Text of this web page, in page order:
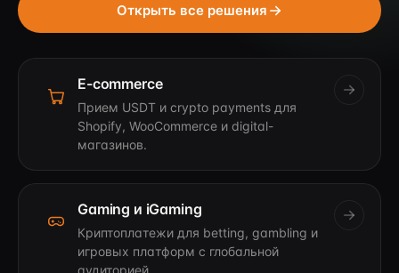
Открыть все решения
E-commerce
Прием USDT и crypto payments для
Shopify, WooCommerce и digital-
магазинов.
Gaming и iGaming
Криптоплатежи для betting, gambling и
игровых платформ с глобальной
аудиторией.